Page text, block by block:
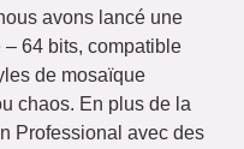
avons lancé une
64 bits, compatible
de mosaïque
chaos. En plus de la
Professional avec des